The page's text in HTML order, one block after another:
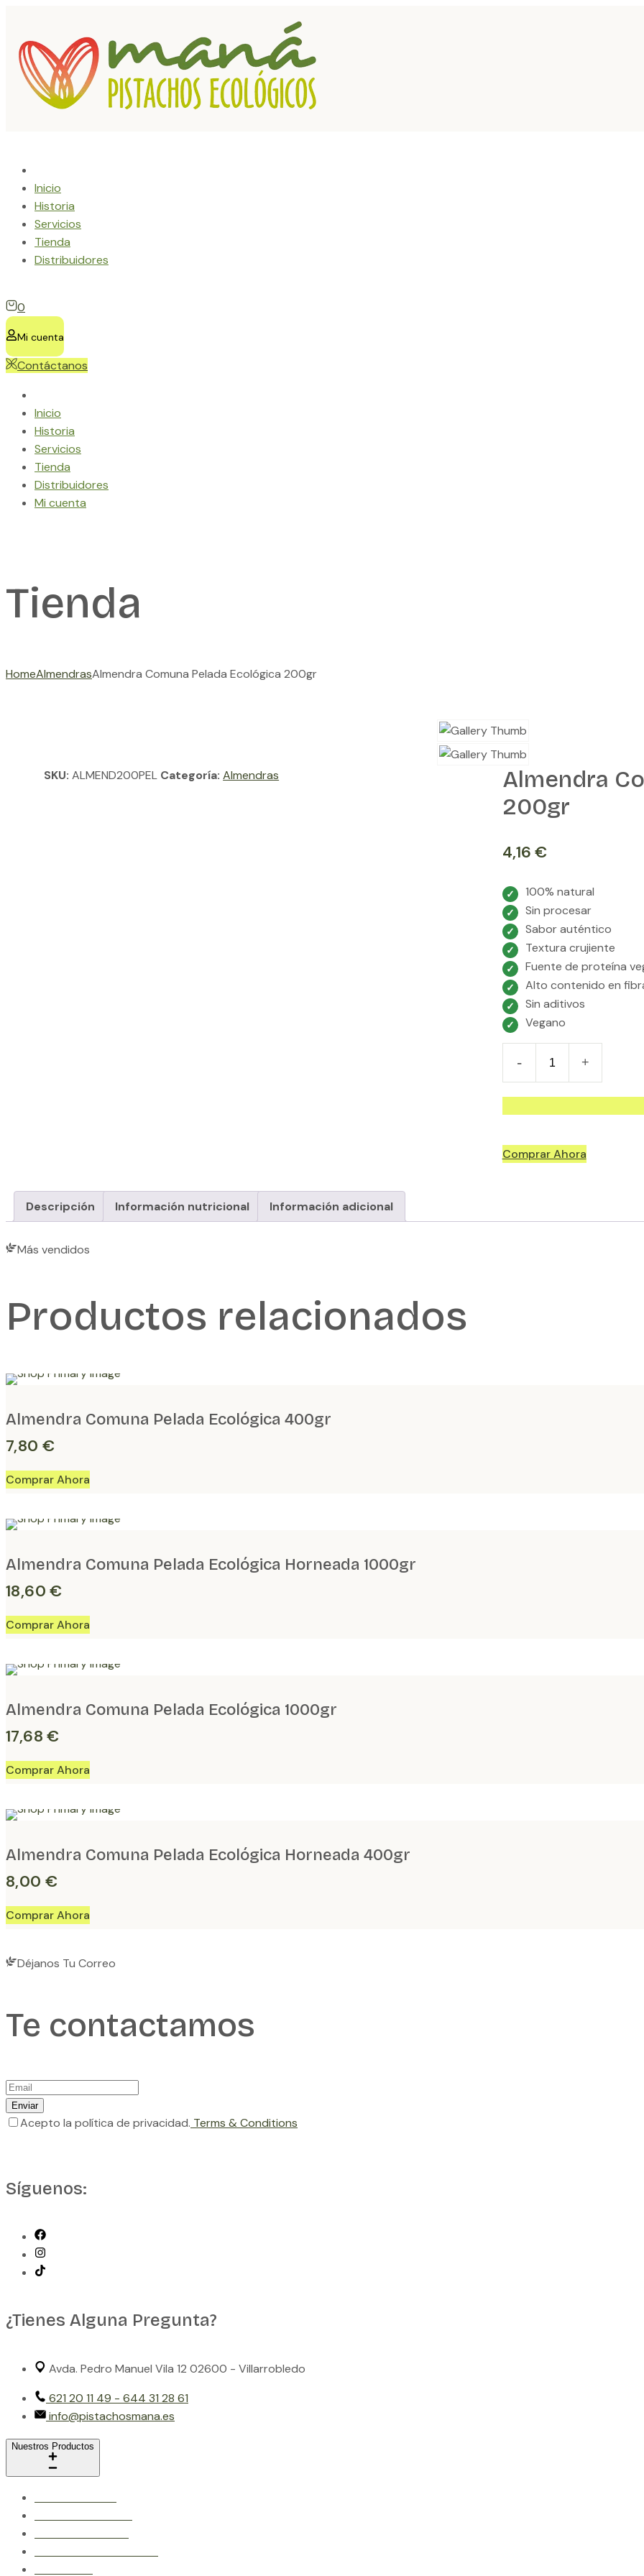
content
Inicio
Historia
Servicios
Tienda
Distribuidores
View
0
Mi cuenta
Contáctanos
Inicio
Historia
Servicios
Tienda
Distribuidores
Mi cuenta
Tienda
HomeAlmendrasAlmendra Comuna Pelada Ecológica 200gr
Almendra
200gr
4,16 €
100% natural
Sin procesar
Sabor auténtico
Textura crujiente
Fuente de proteína
Alto contenido en
Sin aditivos
Vegano
Comuna
quantity
SKU: ALMEND200PEL Categoría: Almendras
Descripción Información nutricional Información adicional
Más vendidos
Productos relacionados
Almendra Comuna Pelada Ecológica 400gr
7,80 €
Almendra Comuna Pelada Ecológica Horneada 1000gr
18,60€
Almendra Comuna Pelada Ecológica 1000gr
17,68€
Almendra Comuna Pelada Ecológica Horneada 400gr
8,00 €
Déjanos Tu Correo
Te contactamos
Enviar
Acepto la política de privacidad. Terms & Conditions
Síguenos:
¿Tienes Alguna Pregunta?
Avda. Pedro Manuel Vila 12 02600 - Villarrobledo
621 20 11 49 - 644 31 28 61
info@pistachosmana.es
Nuestros Productos